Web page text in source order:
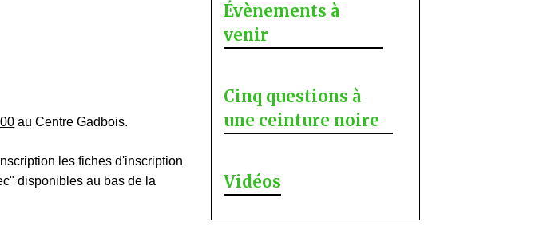
au Centre Gadbois.
les fiches d'inscription
disponibles au bas de la
Évènements à
venir
Cinq questions à
une ceinture noire
Vidéos